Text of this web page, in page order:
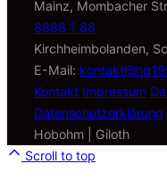
Mainz, Mombacher
8888 1 88
Kirchheimbolanden,
E-Mail:
Kontakt Impressum
Datenschutzerklärung
Hobohm | Giloth
Scroll to top